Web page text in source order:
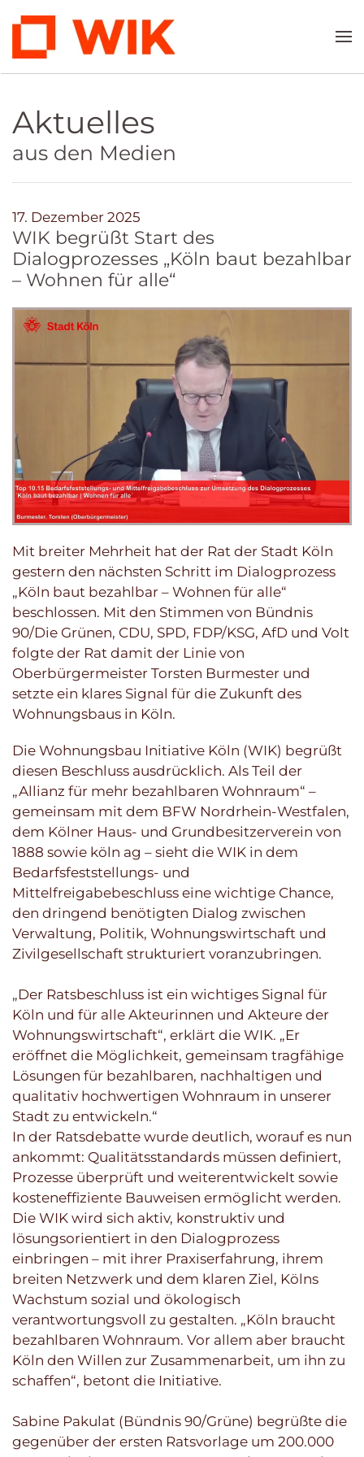
Zum Hauptinhalt springen
Aktuelles
aus den Medien
17. Dezember 2025
WIK begrüßt Start des
Dialogprozesses „Köln baut bezahlbar
– Wohnen für alle“
Mit breiter Mehrheit hat der Rat der Stadt Köln
gestern den nächsten Schritt im Dialogprozess
„Köln baut bezahlbar – Wohnen für alle“
beschlossen. Mit den Stimmen von Bündnis
90/Die Grünen, CDU, SPD, FDP/KSG, AfD und Volt
folgte der Rat damit der Linie von
Oberbürgermeister Torsten Burmester und
setzte ein klares Signal für die Zukunft des
Wohnungsbaus in Köln.
Die Wohnungsbau Initiative Köln (WIK) begrüßt
diesen Beschluss ausdrücklich. Als Teil der
„Allianz für mehr bezahlbaren Wohnraum“ –
gemeinsam mit dem BFW Nordrhein-Westfalen,
dem Kölner Haus- und Grundbesitzerverein von
1888 sowie köln ag – sieht die WIK in dem
Bedarfsfeststellungs- und
Mittelfreigabebeschluss eine wichtige Chance,
den dringend benötigten Dialog zwischen
Verwaltung, Politik, Wohnungswirtschaft und
Zivilgesellschaft strukturiert voranzubringen.
„Der Ratsbeschluss ist ein wichtiges Signal für
Köln und für alle Akteurinnen und Akteure der
Wohnungswirtschaft“, erklärt die WIK. „Er
eröffnet die Möglichkeit, gemeinsam tragfähige
Lösungen für bezahlbaren, nachhaltigen und
qualitativ hochwertigen Wohnraum in unserer
Stadt zu entwickeln.“
In der Ratsdebatte wurde deutlich, worauf es nun
ankommt: Qualitätsstandards müssen definiert,
Prozesse überprüft und weiterentwickelt sowie
kosteneffiziente Bauweisen ermöglicht werden.
Die WIK wird sich aktiv, konstruktiv und
lösungsorientiert in den Dialogprozess
einbringen – mit ihrer Praxiserfahrung, ihrem
breiten Netzwerk und dem klaren Ziel, Kölns
Wachstum sozial und ökologisch
verantwortungsvoll zu gestalten. „Köln braucht
bezahlbaren Wohnraum. Vor allem aber braucht
Köln den Willen zur Zusammenarbeit, um ihn zu
schaffen“, betont die Initiative.
Sabine Pakulat (Bündnis 90/Grüne) begrüßte die
gegenüber der ersten Ratsvorlage um 200.000